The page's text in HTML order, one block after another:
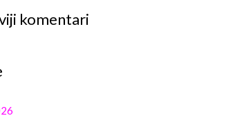
komentari